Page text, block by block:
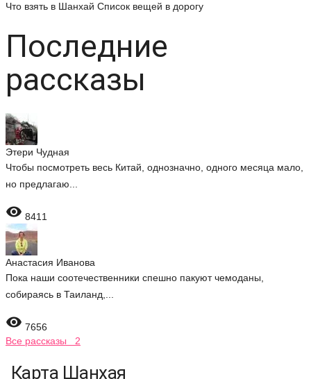
Что взять в Шанхай Список вещей в дорогу
Последние
рассказы
Этери Чудная
Чтобы посмотреть весь Китай, однозначно, одного месяца мало,
но предлагаю...
 8411
Анастасия Иванова
Пока наши соотечественники спешно пакуют чемоданы,
собираясь в Таиланд,...
 7656
Все рассказы 2
Карта Шанхая